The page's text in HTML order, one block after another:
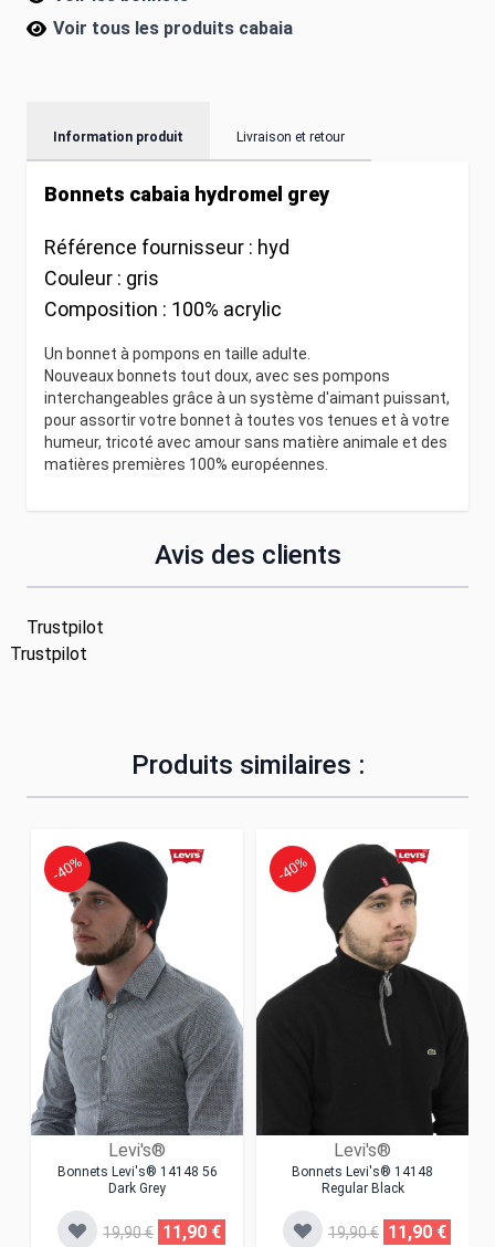
Voir tous les produits cabaia
Information produit Livraison et retour
Bonnets cabaia hydromel grey
Référence fournisseur : hyd
Couleur : gris
Composition : 100% acrylic
Un bonnet à pompons en taille adulte.
Nouveaux bonnets tout doux, avec ses pompons
interchangeables grâce à un système d'aimant puissant,
pour assortir votre bonnet à toutes vos tenues et à votre
humeur, tricoté avec amour sans matière animale et des
matières premières 100% européennes.
Avis des clients
Trustpilot
Trustpilot
Produits similaires :
Levi's®
Bonnets Levi's® 14148 56
Dark Grey
-40%
19,90 € 11,90 €
Levi's®
Bonnets Levi's® 14148
Regular Black
-40%
19,90 € 11,90 €